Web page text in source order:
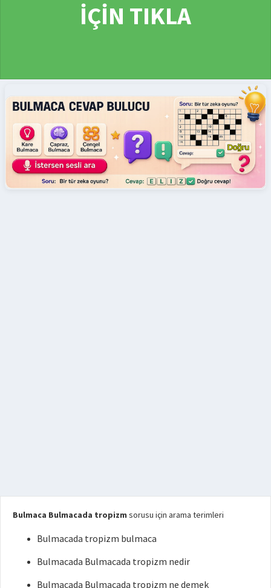
İÇİN TIKLA
Bulmaca Bulmacada tropizm sorusu için arama terimleri
Bulmacada tropizm bulmaca
Bulmacada Bulmacada tropizm nedir
Bulmacada Bulmacada tropizm ne demek